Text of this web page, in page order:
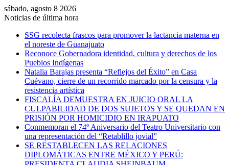
sábado, agosto 8 2026
Noticias de última hora
SSG recolecta frascos para promover la lactancia materna en
el noreste de Guanajuato
Reconoce Gobernadora identidad, cultura y derechos de los
Pueblos Indígenas
Natalia Barajas presenta “Reflejos del Éxito” en Casa
Cuévano, cierre de un recorrido marcado por la censura y la
resistencia artística
FISCALÍA DEMUESTRA EN JUICIO ORAL LA
CULPABILIDAD DE DOS SUJETOS Y SE QUEDAN EN
PRISIÓN POR HOMICIDIO EN IRAPUATO
Conmemoran el 74º Aniversario del Teatro Universitario con
una representación del “Retablillo jovial”
SE RESTABLECEN LAS RELACIONES
DIPLOMÁTICAS ENTRE MÉXICO Y PERÚ: